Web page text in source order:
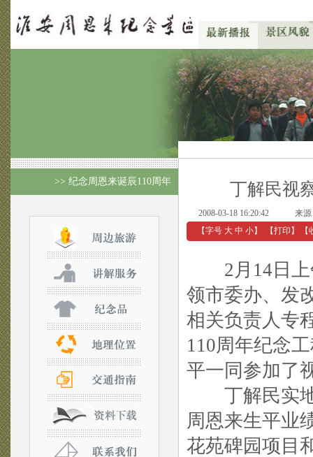
>> 纪念周恩来诞辰110周年 丁解民视
2008-03-18 16:20:42
来
【字号 大 中 小】 【打印 】
2月14日上
领市委办、发
相关负责人专
110周年纪念
平一同参加了
丁解民实地
周恩来生平业
花苑碑园项目